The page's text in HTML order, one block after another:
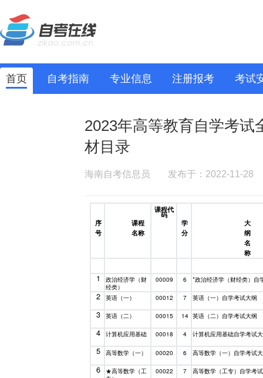
首页 自考指南 专业信息 注册报考 考试
2023年高等教育自学考试
材目录
海南自考信息员 发布于：2022-11-28
序
号
课程
名称
课程代
码
学
分
大
纲
名
称
1
政治经济学（财
经类）
00009 6 *政治经济学（财经类）自
2 英语（一） 00012 7 英语（一）自学考试大纲
3 英语（二） 00015 14 英语（二）自学考试大纲
4 计算机应用基础 00018 4 计算机应用基础自学考试
5 高等数学（一） 00020 6 高等数学（一）自学考试
6
★高等数学（工
00022 7 高等数学（工专）自学考